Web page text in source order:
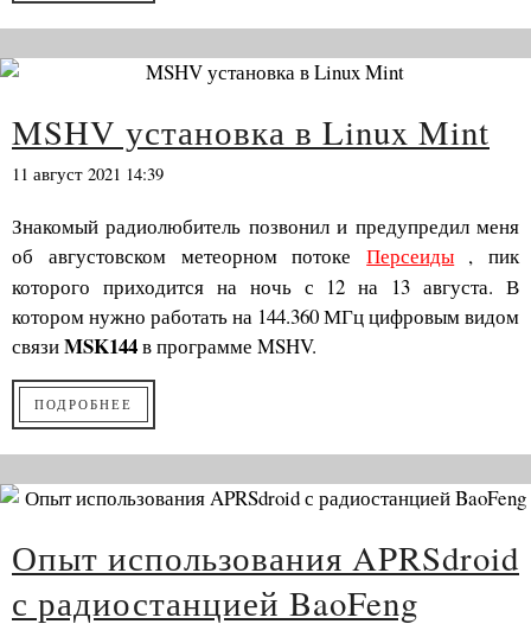
MSHV установка в Linux Mint
11 август 2021 14:39
Знакомый радиолюбитель позвонил и предупредил меня
об августовском метеорном потокеПерсеиды , пик
которого приходится на ночь с 12 на 13 августа. В
котором нужно работать на 144.360 МГц цифровым видом
связиMSK144в программе MSHV.
ПОДРОБНЕЕ
Опыт использования APRSdroid
с радиостанцией BaoFeng